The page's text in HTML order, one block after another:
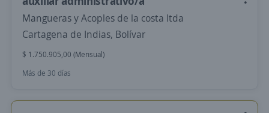
Mangueras y Acoples de la costa ltda
Cartagena de Indias, Bolívar
$ 1.750.905,00 (Mensual)
Más de 30 días